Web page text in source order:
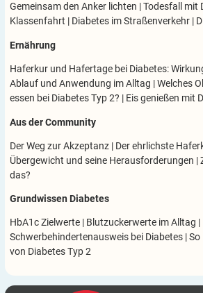
Gemeinsam den Anker lichten |Todesfall mit
Klassenfahrt | Diabetes im Straßenverkehr |
Ernährung
Haferkur und Hafertage bei Diabetes:
Ablauf und Anwendung im Alltag |Welches
essen bei Diabetes Typ 2? | Eis genießen mit
Aus der Community
Der Weg zur Akzeptanz | Der ehrlichste
Übergewicht und seine Herausforderungen |
das?
Grundwissen Diabetes
HbA1c Zielwerte | Blutzuckerwerte im Alltag |
Schwerbehindertenausweis bei Diabetes |So
von Diabetes Typ 2